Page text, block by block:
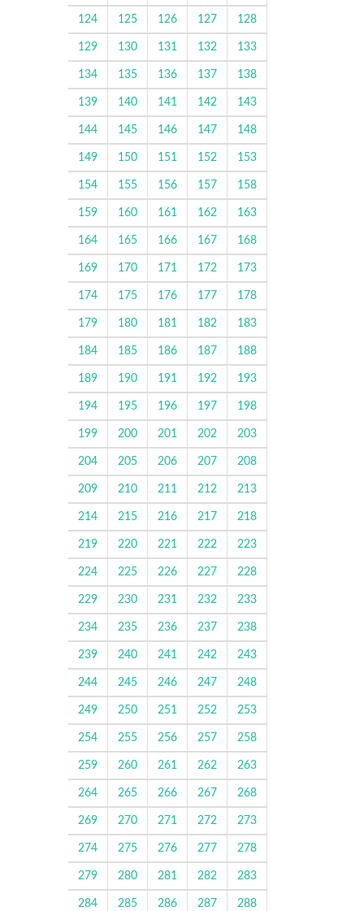
124 125 126 127 128
129 130 131 132 133
134 135 136 137 138
139 140 141 142 143
144 145 146 147 148
149 150 151 152 153
154 155 156 157 158
159 160 161 162 163
164 165 166 167 168
169 170 171 172 173
174 175 176 177 178
179 180 181 182 183
184 185 186 187 188
189 190 191 192 193
194 195 196 197 198
199 200 201 202 203
204 205 206 207 208
209 210 211 212 213
214 215 216 217 218
219 220 221 222 223
224 225 226 227 228
229 230 231 232 233
234 235 236 237 238
239 240 241 242 243
244 245 246 247 248
249 250 251 252 253
254 255 256 257 258
259 260 261 262 263
264 265 266 267 268
269 270 271 272 273
274 275 276 277 278
279 280 281 282 283
284 285 286 287 288